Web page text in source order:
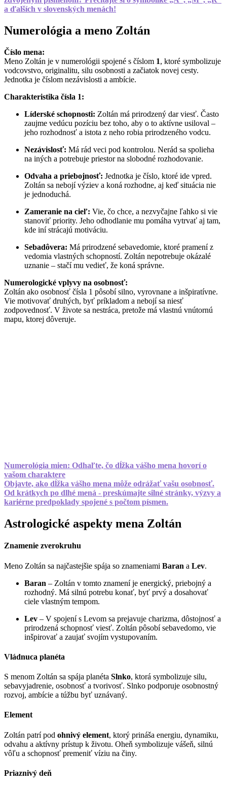
a ďalších v slovenských menách!
Numerológia a meno Zoltán
Číslo mena:
Meno Zoltán je v numerológii spojené s číslom 1, ktoré symbolizuje
vodcovstvo, originalitu, silu osobnosti a začiatok novej cesty.
Jednotka je číslom nezávislosti a ambície.
Charakteristika čísla 1:
Líderské schopnosti: Zoltán má prirodzený dar viesť. Často
zaujme vedúcu pozíciu bez toho, aby o to aktívne usiloval –
jeho rozhodnosť a istota z neho robia prirodzeného vodcu.
Nezávislosť: Má rád veci pod kontrolou. Nerád sa spolieha
na iných a potrebuje priestor na slobodné rozhodovanie.
Odvaha a priebojnosť: Jednotka je číslo, ktoré ide vpred.
Zoltán sa nebojí výziev a koná rozhodne, aj keď situácia nie
je jednoduchá.
Zameranie na cieľ: Vie, čo chce, a nezvyčajne ľahko si vie
stanoviť priority. Jeho odhodlanie mu pomáha vytrvať aj tam,
kde iní strácajú motiváciu.
Sebadôvera: Má prirodzené sebavedomie, ktoré pramení z
vedomia vlastných schopností. Zoltán nepotrebuje okázalé
uznanie – stačí mu vedieť, že koná správne.
Numerologické vplyvy na osobnosť:
Zoltán ako osobnosť čísla 1 pôsobí silno, vyrovnane a inšpiratívne.
Vie motivovať druhých, byť príkladom a nebojí sa niesť
zodpovednosť. V živote sa nestráca, pretože má vlastnú vnútornú
mapu, ktorej dôveruje.
Numerológia mien: Odhaľte, čo dĺžka vášho mena hovorí o
vašom charaktere
Objavte, ako dĺžka vášho mena môže odrážať vašu osobnosť.
Od krátkych po dlhé mená - preskúmajte silné stránky, výzvy a
kariérne predpoklady spojené s počtom písmen.
Astrologické aspekty mena Zoltán
Znamenie zverokruhu
Meno Zoltán sa najčastejšie spája so znameniami Baran a Lev.
Baran – Zoltán v tomto znamení je energický, priebojný a
rozhodný. Má silnú potrebu konať, byť prvý a dosahovať
ciele vlastným tempom.
Lev – V spojení s Levom sa prejavuje charizma, dôstojnosť a
prirodzená schopnosť viesť. Zoltán pôsobí sebavedomo, vie
inšpirovať a zaujať svojím vystupovaním.
Vládnuca planéta
S menom Zoltán sa spája planéta Slnko, ktorá symbolizuje silu,
sebavyjadrenie, osobnosť a tvorivosť. Slnko podporuje osobnostný
rozvoj, ambície a túžbu byť uznávaný.
Element
Zoltán patrí pod ohnivý element, ktorý prináša energiu, dynamiku,
odvahu a aktívny prístup k životu. Oheň symbolizuje vášeň, silnú
vôľu a schopnosť premeniť víziu na činy.
Priaznivý deň